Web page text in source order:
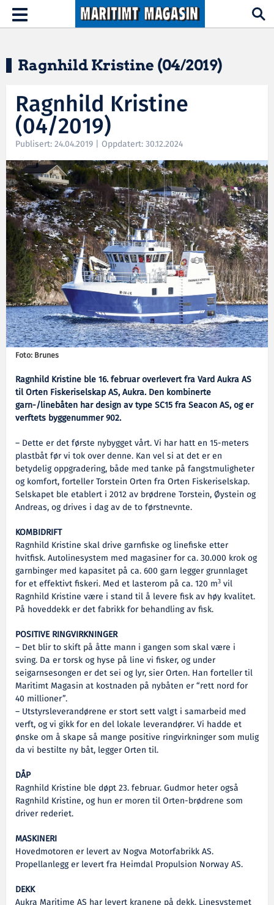
Hopp til hovedinnhold
Toggle
navigation
Ragnhild Kristine (04/2019)
Ragnhild Kristine
(04/2019)
Publisert: 24.04.2019 | Oppdatert: 30.12.2024
Foto: Brunes
Ragnhild Kristine ble 16. februar overlevert fra Vard Aukra AS
til Orten Fiskeriselskap AS, Aukra. Den kombinerte
garn-/linebåten har design av type SC15 fra Seacon AS, og er
verftets byggenummer 902.
– Dette er det første nybygget vårt. Vi har hatt en 15-meters
plastbåt før vi tok over denne. Kan vel si at det er en
betydelig oppgradering, både med tanke på fangstmuligheter
og komfort, forteller Torstein Orten fra Orten Fiskeriselskap.
Selskapet ble etablert i 2012 av brødrene Torstein, Øystein og
Andreas, og drives i dag av de to førstnevnte.
KOMBIDRIFT
Ragnhild Kristine skal drive garnfiske og linefiske etter
hvitfisk. Autolinesystem med magasiner for ca. 30.000 krok og
garnbinger med kapasitet på ca. 600 garn legger grunnlaget
for et effektivt fiskeri. Med et lasterom på ca. 120 m3 vil
Ragnhild Kristine være i stand til å levere fisk av høy kvalitet.
På hoveddekk er det fabrikk for behandling av fisk.
POSITIVE RINGVIRKNINGER
– Det blir to skift på åtte mann i gangen som skal være i
sving. Da er torsk og hyse på line vi fisker, og under
seigarnsesongen er det sei og lyr, sier Orten. Han forteller til
Maritimt Magasin at kostnaden på nybåten er “rett nord for
40 millioner”.
– Utstyrsleverandørene er stort sett valgt i samarbeid med
verft, og vi gikk for en del lokale leverandører. Vi hadde et
ønske om å skape så mange positive ringvirkninger som mulig
da vi bestilte ny båt, legger Orten til.
DÅP
Ragnhild Kristine ble døpt 23. februar. Gudmor heter også
Ragnhild Kristine, og hun er moren til Orten-brødrene som
driver rederiet.
MASKINERI
Hovedmotoren er levert av Nogva Motorfabrikk AS.
Propellanlegg er levert fra Heimdal Propulsion Norway AS.
DEKK